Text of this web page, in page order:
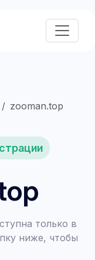
zooman.top
только в
ниже, чтобы